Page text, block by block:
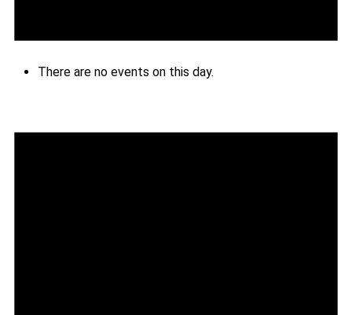
There are no events on this day.